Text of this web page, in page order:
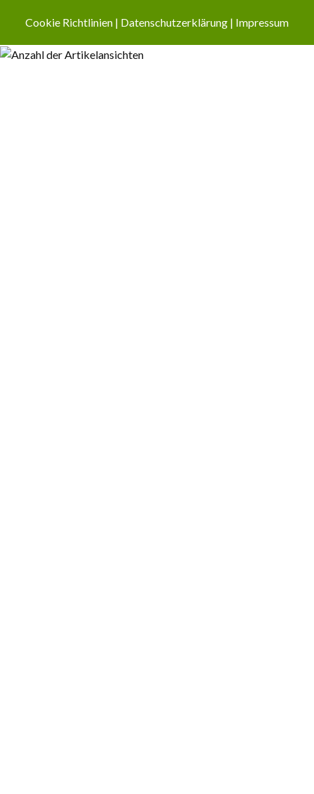
Cookie Richtlinien | Datenschutzerklärung | Impressum